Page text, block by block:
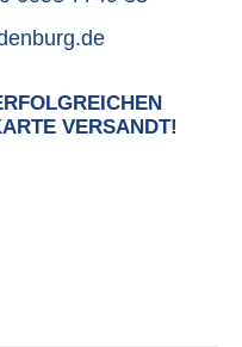
VERSANDT!